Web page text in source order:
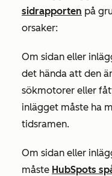
sidrapporten på
orsaker:
Om sidan eller
det hända att den
sökmotorer eller
inlägget måste ha
tidsramen.
Om sidan eller
måste HubSpots